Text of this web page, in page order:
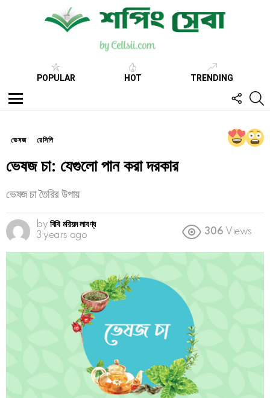
POPULAR HOT TRENDING
Menu
US
ভেষজ রেসিপি
ভেষজ চা: যেগুলো পান করা দরকার
ভেষজ চা তৈরির উপায়
by বিবি মরিয়ম লাবণ্য
3 years ago
306 Views